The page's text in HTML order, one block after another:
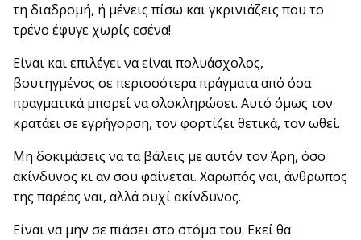
τη διαδρομή, ή μένεις πίσω και γκρινιάζεις που το
τρένο έφυγε χωρίς εσένα!
Είναι και επιλέγει να είναι πολυάσχολος,
βουτηγμένος σε περισσότερα πράγματα από όσα
πραγματικά μπορεί να ολοκληρώσει. Αυτό όμως τον
κρατάει σε εγρήγορση, τον φορτίζει θετικά, τον ωθεί.
Μη δοκιμάσεις να τα βάλεις με αυτόν τον Άρη, όσο
ακίνδυνος κι αν σου φαίνεται. Χαρωπός ναι, άνθρωπος
της παρέας ναι, αλλά ουχί ακίνδυνος.
Είναι να μην σε πιάσει στο στόμα του. Εκεί θα